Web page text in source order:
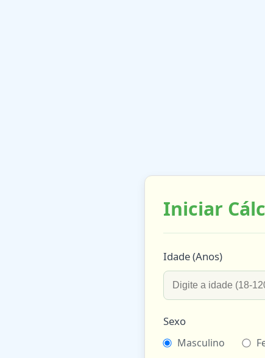
Iniciar
Idade (Anos)
Sexo
Masculino